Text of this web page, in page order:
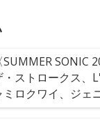
〈SUMMER SONIC
・ストロークス、
ミロクワイ、ジェ
、デヴィッド・バ